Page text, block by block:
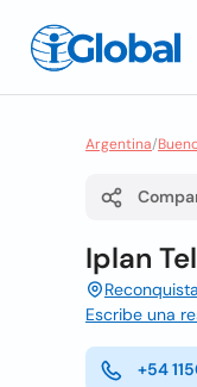
Argentina/
Iplan
Escribe una
+54